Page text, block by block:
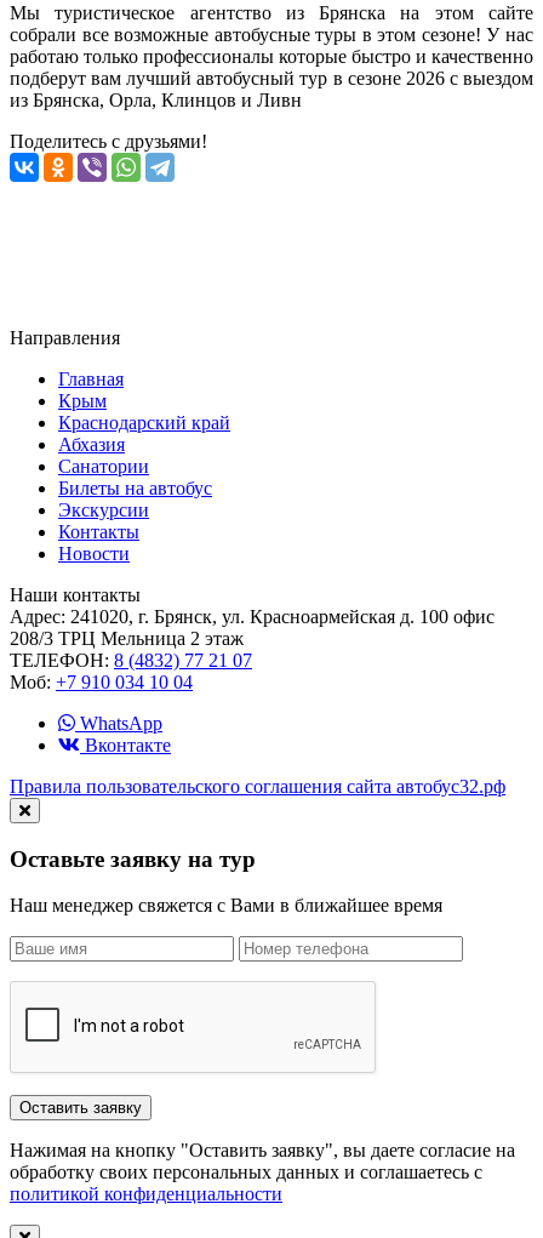
Мы туристическое агентство из Брянска на этом сайте
собрали все возможные автобусные туры в этом сезоне! У нас
работаю только профессионалы которые быстро и качественно
подберут вам лучший автобусный тур в сезоне 2026 с выездом
из Брянска, Орла, Клинцов и Ливн
Поделитесь с друзьями!
Направления
Главная
Крым
Краснодарский край
Абхазия
Санатории
Билеты на автобус
Экскурсии
Контакты
Новости
Наши контакты
Адрес: 241020, г. Брянск, ул. Красноармейская д. 100 офис
208/3 ТРЦ Мельница 2 этаж
ТЕЛЕФОН: 8 (4832) 77 21 07
Моб: +7 910 034 10 04
WhatsApp
Вконтакте
Правила пользовательского соглашения сайта автобус32.рф
Оставьте заявку на тур
Наш менеджер свяжется с Вами в ближайшее время
Нажимая на кнопку "Оставить заявку", вы даете согласие на
обработку своих персональных данных и соглашаетесь с
политикой конфиденциальности